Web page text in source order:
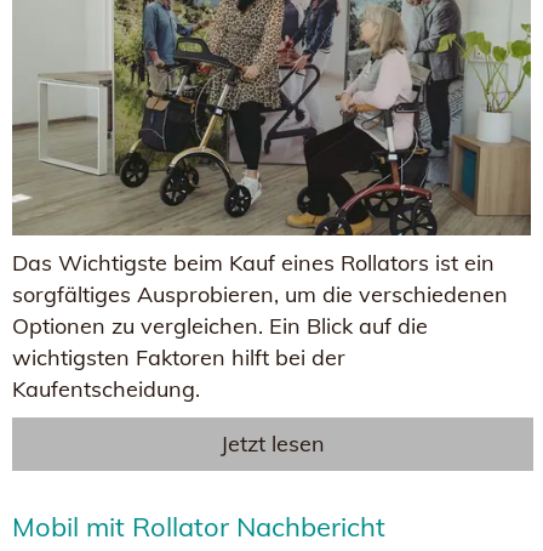
Das Wichtigste beim Kauf eines Rollators ist ein
sorgfältiges Ausprobieren, um die verschiedenen
Optionen zu vergleichen. Ein Blick auf die
wichtigsten Faktoren hilft bei der
Kaufentscheidung.
Jetzt lesen
Mobil mit Rollator Nachbericht